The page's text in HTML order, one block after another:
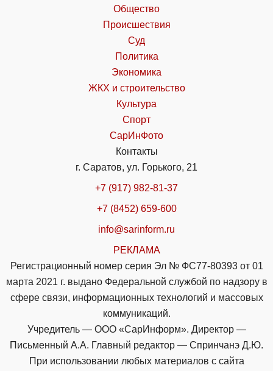
Общество
Происшествия
Суд
Политика
Экономика
ЖКХ и строительство
Культура
Спорт
СарИнФото
Контакты
г. Саратов, ул. Горького, 21
+7 (917) 982-81-37
+7 (8452) 659-600
info@sarinform.ru
РЕКЛАМА
Регистрационный номер серия Эл № ФС77-80393 от 01
марта 2021 г. выдано Федеральной службой по надзору в
сфере связи, информационных технологий и массовых
коммуникаций.
Учредитель — ООО «СарИнформ». Директор —
Письменный А.А. Главный редактор — Спринчанэ Д.Ю.
При использовании любых материалов с сайта